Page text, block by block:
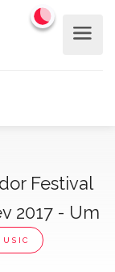
Festival
2017 - Um